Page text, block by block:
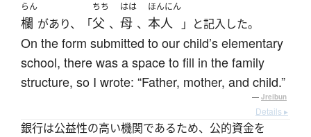
らん
欄 があり、「
ちち
父 、
はは
母 、
ほんにん
本人 」と記入した。
On the form submitted to our child’s elementary
school, there was a space to fill in the family
structure, so I wrote: “Father, mother, and child.”
— Jreibun
Details ▸
銀行は公益性の高い機関であるため、公的資金を